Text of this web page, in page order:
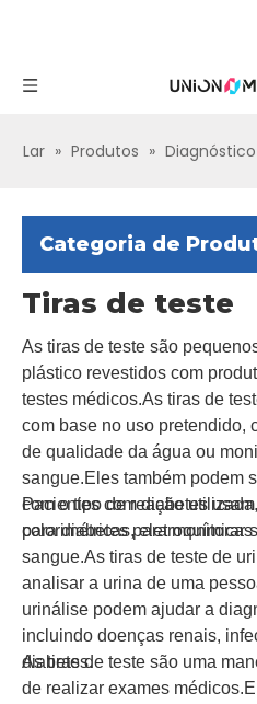
Lar » Produtos » Diagnóstico
Categoria de
Tiras de teste
As tiras de teste são
plástico revestidos com
testes médicos.As tiras de
com base no uso pretendido,
de qualidade da água ou
sangue.Eles também podem
com o tipo de reação
colorimétricas,
Pacientes com diabetes
para diabetes para monitorar
sangue.As tiras de teste de
analisar a urina de uma
urinálise podem ajudar a
incluindo doenças renais,
diabetes.
As tiras de teste são uma
de realizar exames